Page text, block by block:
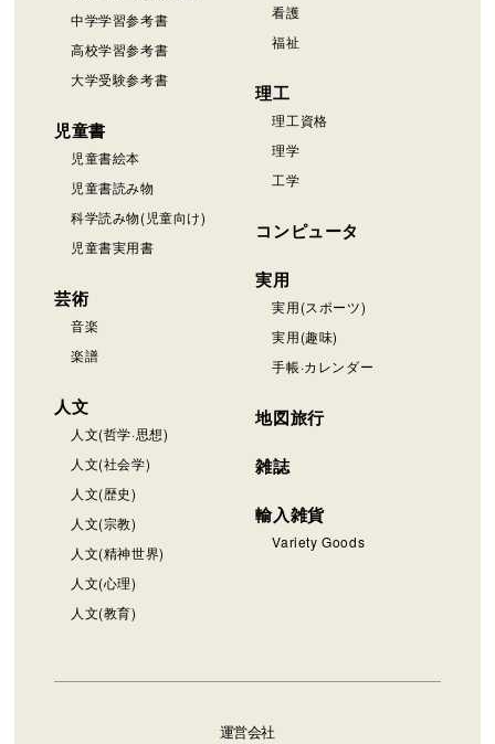
中学学習参考書
高校学習参考書
大学受験参考書
児童書
児童書絵本
児童書読み物
科学読み物(児童向け)
児童書実用書
芸術
音楽
楽譜
人文
人文(哲学·思想)
人文(社会学)
人文(歴史)
人文(宗教)
人文(精神世界)
人文(心理)
人文(教育)
看護
福祉
理工
理工資格
理学
工学
コンピュータ
実用
実用(スポーツ)
実用(趣味)
手帳·カレンダー
地図旅行
雑誌
輸入雑貨
Variety Goods
運営会社